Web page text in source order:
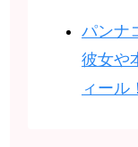
パンナ
彼女や
ィール！